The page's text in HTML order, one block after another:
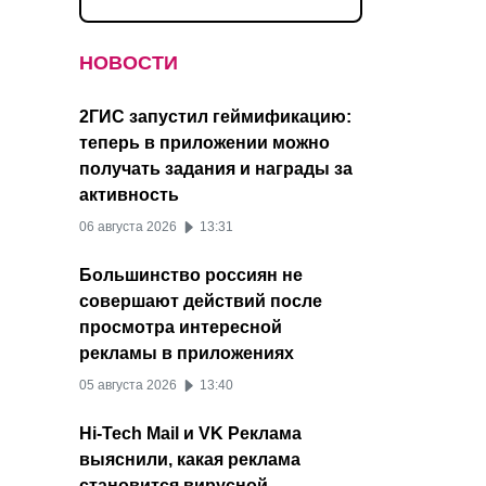
НОВОСТИ
2ГИС запустил геймификацию:
теперь в приложении можно
получать задания и награды за
активность
06 августа 2026 13:31
Большинство россиян не
совершают действий после
просмотра интересной
рекламы в приложениях
05 августа 2026 13:40
Hi-Tech Mail и VK Реклама
выяснили, какая реклама